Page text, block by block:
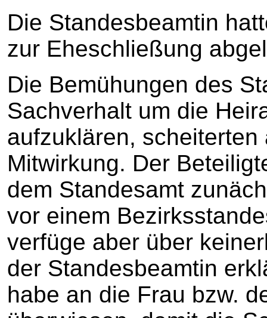
Die Standesbeamtin
zur Eheschließung
Die Bemühungen des
Sachverhalt um die
aufzuklären,
Mitwirkung. Der
dem Standesamt
vor einem
verfüge aber über
der Standesbeamtin
habe an die Frau bzw.